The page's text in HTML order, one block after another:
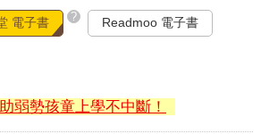
電子書 ? Readmoo 電子書
弱勢孩童上學不中斷！